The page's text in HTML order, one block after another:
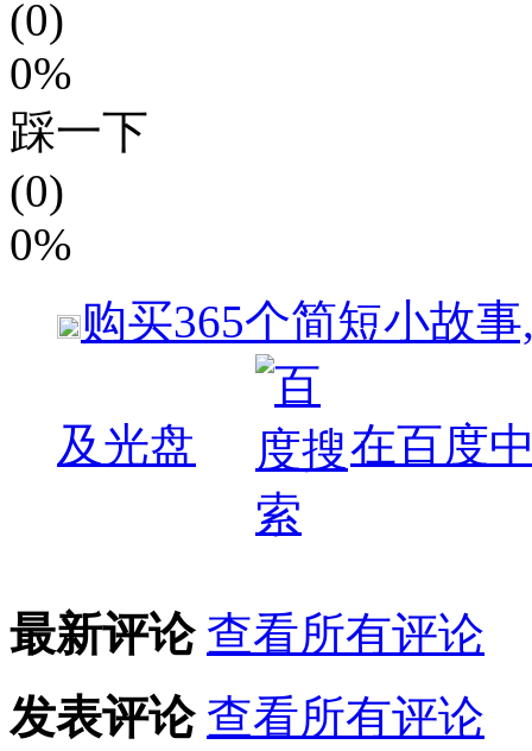
(0)
0%
踩一下
(0)
0%
购买365个简短小故
及光盘 在百度
最新评论 查看所有评论
发表评论 查看所有评论